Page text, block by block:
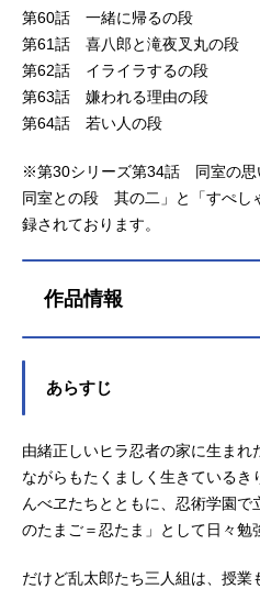
第60話 一緒に帰るの段
第61話 喜八郎と滝夜叉丸の段
第62話 イライラするの段
第63話 嫌われる理由の段
第64話 若い人の段
※第30シリーズ第34話 同室の思
同室との段 其の二」と「すぺし
録されております。
作品情報
あらすじ
由緒正しいヒラ忍者の家に生まれ
ながらもたくましく生きているき
んべヱたちとともに、忍術学園
のたまご＝忍たま」として日々勉
だけど乱太郎たち三人組は、授業